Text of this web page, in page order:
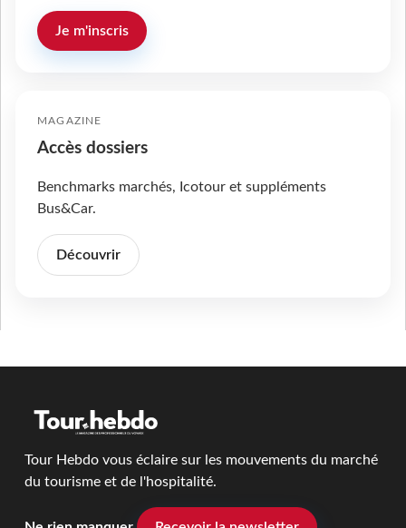
Je m'inscris
MAGAZINE
Accès dossiers
Benchmarks marchés, Icotour et suppléments
Bus&Car.
Découvrir
Tour Hebdo vous éclaire sur les mouvements du marché
du tourisme et de l'hospitalité.